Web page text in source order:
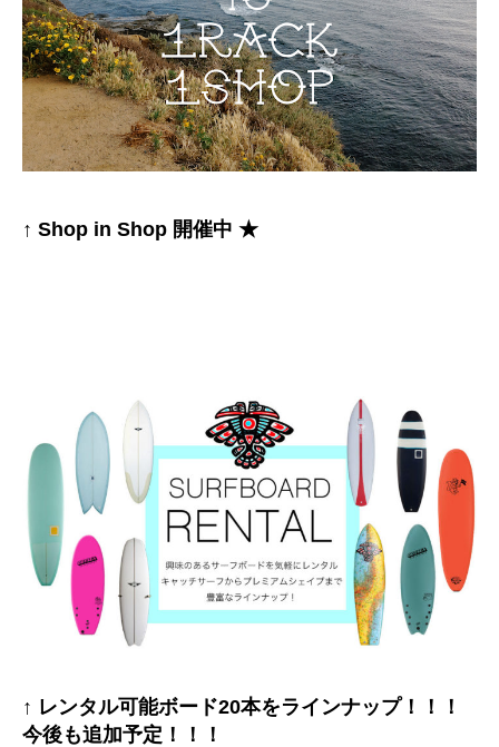
↑ Shop in Shop 開催中 ★
↑ レンタル可能ボード20本をラインナップ！！！
今後も追加予定！！！